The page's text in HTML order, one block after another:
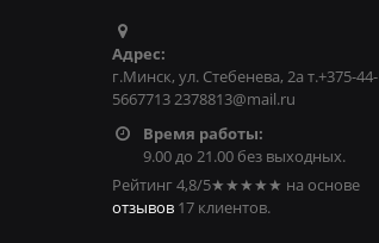
Адрес:
г.Минск, ул. Стебенева, 2а т.+375-44-
5667713 2378813@mail.ru
Время работы:
9.00 до 21.00 без выходных.
Рейтинг 4,8/5★★★★★ на основе
отзывов 17клиентов.